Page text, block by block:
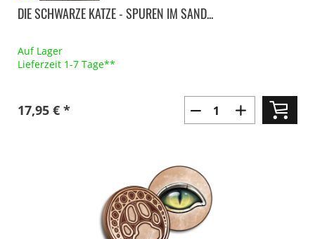
DIE SCHWARZE KATZE - SPUREN IM SAND...
Auf Lager
Lieferzeit 1-7 Tage**
17,95 € *